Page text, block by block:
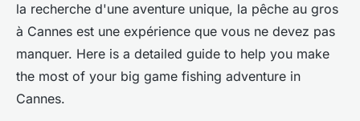
la recherche d'une aventure unique, la pêche au gros
à Cannes est une expérience que vous ne devez pas
manquer. Here is a detailed guide to help you make
the most of your big game fishing adventure in
Cannes.